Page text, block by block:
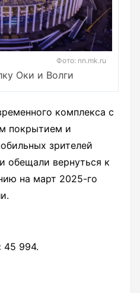
Фото: nn.mk.ru
Оки и Волги
комплекса с
покрытием и
зрителей
обещали вернуться к
на март 2025-го
45 994.